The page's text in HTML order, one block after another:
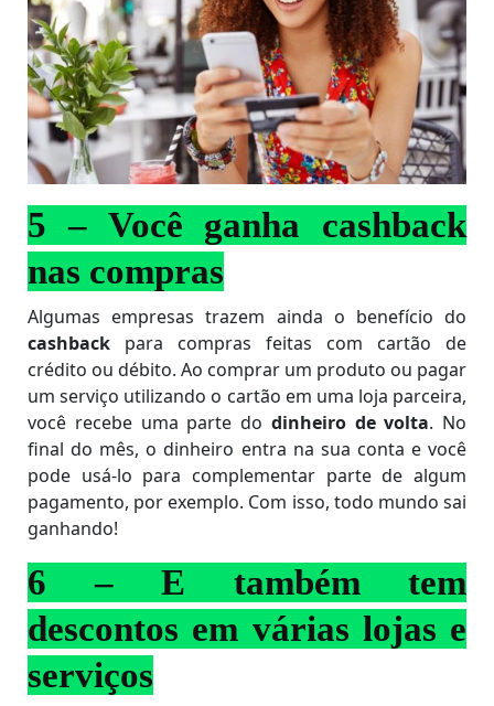
5 – Você ganha cashback
nas compras
Algumas empresas trazem ainda o benefício do
cashback para compras feitas com cartão de
crédito ou débito. Ao comprar um produto ou pagar
um serviço utilizando o cartão em uma loja parceira,
você recebe uma parte do dinheiro de volta. No
final do mês, o dinheiro entra na sua conta e você
pode usá-lo para complementar parte de algum
pagamento, por exemplo. Com isso, todo mundo sai
ganhando!
6 – E também tem
descontos em várias lojas e
serviços